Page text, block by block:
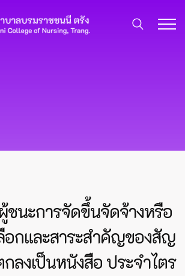
ชนะการจัดขึ้นจัดจ้างหรือ
อกและสาระสำคัญของสัญ
ลงเป็นหนังสือ ประจำไตร